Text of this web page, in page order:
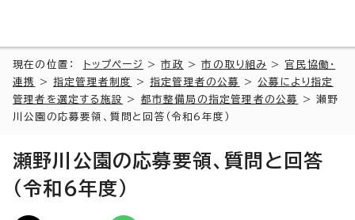
現在の位置： トップページ >市政 >市の取り組み > 官民協働・
連携
>指定管理者制度 >指定管理者の公募 >公募により指定
管理者を選定する施設
> 都市整備局の指定管理者の公募
> 瀬野
川公園の応募要領、質問と回答（令和6年度）
瀬野川公園の応募要領、質問と回答
（令和6年度）